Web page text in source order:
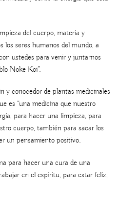
del cuerpo, materia y
los seres humanos del mundo, a
ustedes para venir y juntarnos
Noke Koi”.
y conocedor de plantas medicinales
es “una medicina que nuestro
para hacer una limpieza, para
cuerpo, también para sacar los
un pensamiento positivo.
para hacer una cura de una
en el espíritu, para estar feliz,